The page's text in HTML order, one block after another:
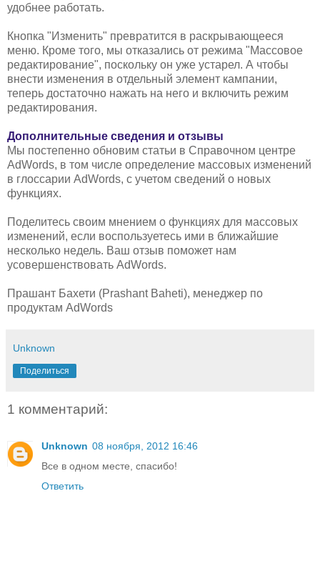
удобнее работать.
Кнопка "Изменить" превратится в раскрывающееся
меню. Кроме того, мы отказались от режима "Массовое
редактирование", поскольку он уже устарел. А чтобы
внести изменения в отдельный элемент кампании,
теперь достаточно нажать на него и включить режим
редактирования.
Дополнительные сведения и отзывы
Мы постепенно обновим статьи в Справочном центре
AdWords, в том числе определение массовых изменений
в глоссарии AdWords, с учетом сведений о новых
функциях.
Поделитесь своим мнением о функциях для массовых
изменений, если воспользуетесь ими в ближайшие
несколько недель. Ваш отзыв поможет нам
усовершенствовать AdWords.
Прашант Бахети (Prashant Baheti), менеджер по
продуктам AdWords
Unknown
Поделиться
1 комментарий:
Unknown 08 ноября, 2012 16:46
Все в одном месте, спасибо!
Ответить